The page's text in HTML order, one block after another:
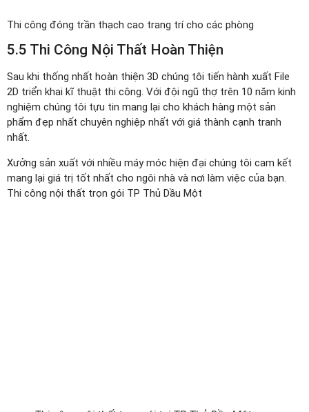
Thi công đóng trần thạch cao trang trí cho các phòng
5.5 Thi Công Nội Thất Hoàn Thiện
Sau khi thống nhất hoàn thiện 3D chúng tôi tiến hành xuất File
2D triển khai kĩ thuật thi công. Với đội ngũ thợ trên 10 năm kinh
nghiệm chúng tôi tựu tin mang lại cho khách hàng một sản
phẩm đẹp nhất chuyên nghiệp nhất với giá thành cạnh tranh
nhất.
Xưởng sản xuất với nhiều máy móc hiện đại chúng tôi cam kết
mang lại giá trị tốt nhất cho ngôi nhà và nơi làm việc của bạn.
Thi công nội thất trọn gói TP Thủ Dầu Một